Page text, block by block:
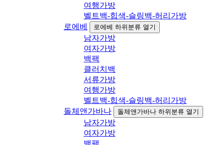
여행가방
벨트백-힙색-슬링백-허리가방
로에베
로에베 하위분류 열기
남자가방
여자가방
백팩
클러치백
서류가방
여행가방
벨트백-힙색-슬링백-허리가방
돌체앤가바나
돌체앤가바나 하위분류 열기
남자가방
여자가방